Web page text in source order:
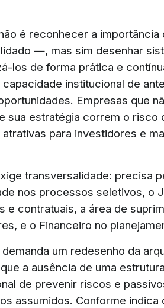
é reconhecer a
—, mas sim desenhar
los de forma prática e
institucional de
Empresas que
sua estratégia correm o risco
para investidores e
transversalidade: precisa
nos processos seletivos, o
e contratuais, a área de
e o Financeiro no
um redesenho da
a ausência de uma
de prevenir riscos e
assumidos. Conforme indica